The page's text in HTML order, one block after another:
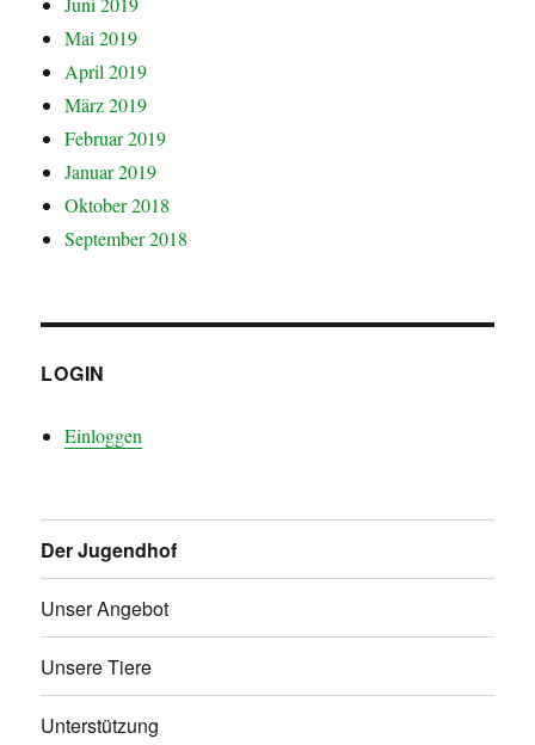
Mai 2019
April 2019
März 2019
Februar 2019
Januar 2019
Oktober 2018
September 2018
LOGIN
Einloggen
Der Jugendhof
Unser Angebot
Unsere Tiere
Unterstützung